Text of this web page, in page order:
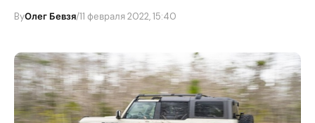
ByОлег Бевзя/11 февраля 2022, 15:40